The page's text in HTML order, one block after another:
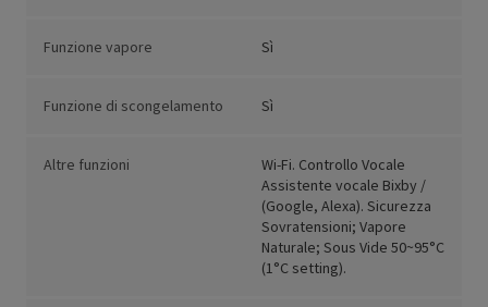
Funzione vapore Sì
Funzione di scongelamento Sì
Altre funzioni
Wi-Fi. Controllo Vocale
Assistente vocale Bixby /
(Google, Alexa). Sicurezza
Sovratensioni; Vapore
Naturale; Sous Vide 50~95°C
(1°C setting).